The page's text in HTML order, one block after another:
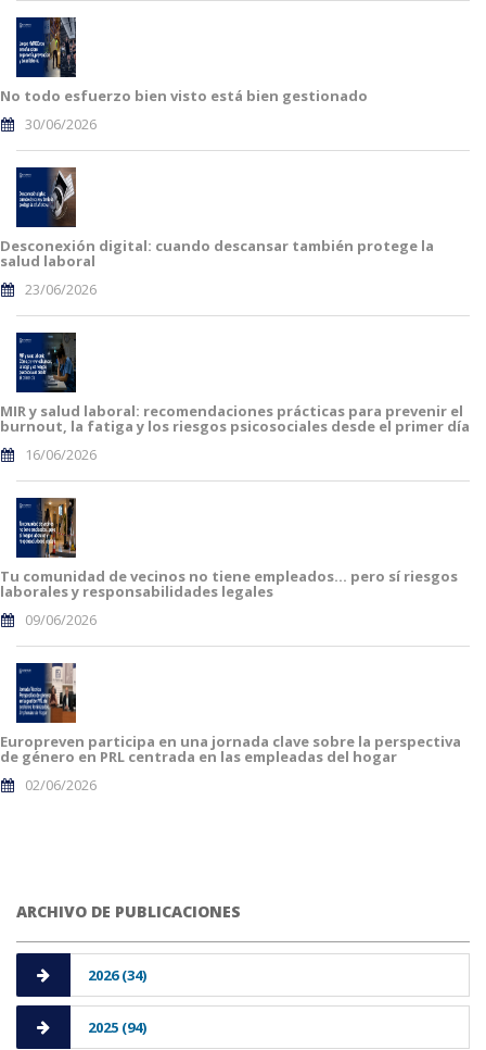
No todo esfuerzo bien visto está bien gestionado
30/06/2026
Desconexión digital: cuando descansar también protege la
salud laboral
23/06/2026
MIR y salud laboral: recomendaciones prácticas para prevenir el
burnout, la fatiga y los riesgos psicosociales desde el primer día
16/06/2026
Tu comunidad de vecinos no tiene empleados… pero sí riesgos
laborales y responsabilidades legales
09/06/2026
Europreven participa en una jornada clave sobre la perspectiva
de género en PRL centrada en las empleadas del hogar
02/06/2026
ARCHIVO DE PUBLICACIONES
2026 (34)
2025 (94)